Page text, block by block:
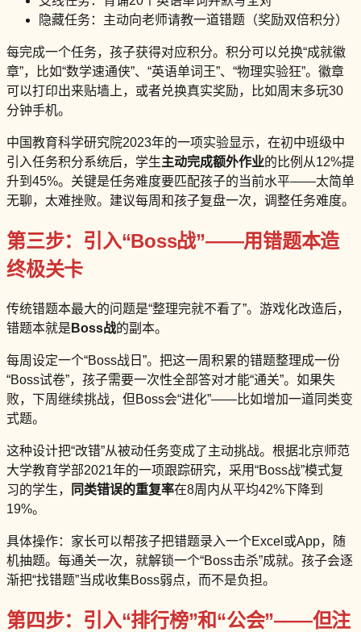
隐藏任务：主动向老师请教一道错题（奖励双倍积分）
每完成一个任务，孩子获得对应积分。积分可以兑换“成就徽
章”，比如“数学速通侠”、“英语单词王”、“物理实验狂”。徽章
可以打印出来贴墙上，或者兑换真实奖励，比如周末多玩30
分钟手机。
中国教育科学研究院2023年的一项实验显示，在初中班级中
引入任务积分系统后，学生主动完成额外作业的比例从12%提
升到45%。关键是任务难度要匹配孩子的当前水平——太简单
无聊，太难挫败。建议每周和孩子复盘一次，调整任务难度。
第三步：引入“Boss战”——用错题本造
终极关卡
传统错题本最大的问题是“整理完就不看了”。游戏化改造后，
错题本就是 Boss战的副本。
每周设定一个“Boss战日”。把这一周积累的错题整理成一份
“Boss试卷”，孩子需要一次性全部答对才能“通关”。如果失
败，下周继续挑战，但Boss会“进化”——比如增加一道同类变
式题。
这种设计把“改错”从被动任务变成了主动挑战。根据北京师范
大学教育学部2021年的一项跟踪研究，采用“Boss战”模式复
习的学生，
同类错误的重复率在8周内从平均42%下降到
19%。
具体操作：家长可以帮孩子把错题录入一个Excel或App，随
机抽题。每通关一次，就解锁一个“Boss击杀”成就。孩子会逐
渐把“找错题”当成收集Boss弱点，而不是负担。
第四步：引入“排行榜”和“公会”——但注